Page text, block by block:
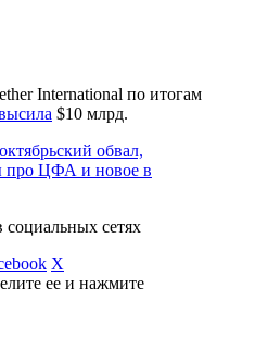
International по итогам
$10 млрд.
обвал,
про ЦФА и новое в
сетях
X
ее и нажмите